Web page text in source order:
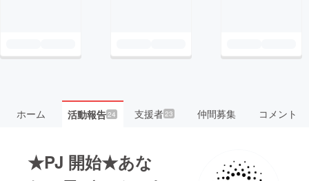
ホーム 活動報告24 支援者23 仲間募集 コメント
★PJ 開始★あな